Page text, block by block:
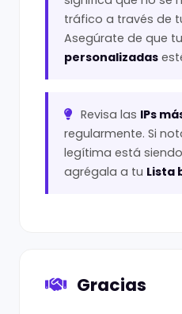
tráfico a través de
Asegúrate de que
personalizadas
Revisa las IPs
regularmente. Si
legítima está
agrégala a tu Lista
Gracias